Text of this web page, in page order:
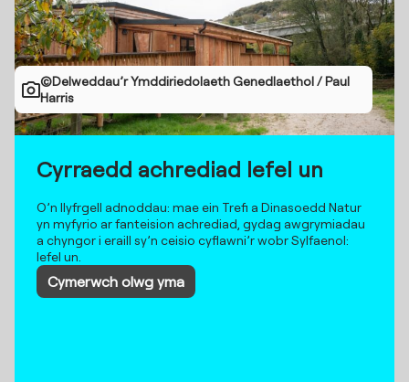
©Delweddau’r Ymddiriedolaeth Genedlaethol / Paul
Harris
Cyrraedd achrediad lefel un
O’n llyfrgell adnoddau: mae ein Trefi a Dinasoedd Natur
yn myfyrio ar fanteision achrediad, gydag awgrymiadau
a chyngor i eraill sy’n ceisio cyflawni’r wobr Sylfaenol:
lefel un.
Cymerwch olwg yma